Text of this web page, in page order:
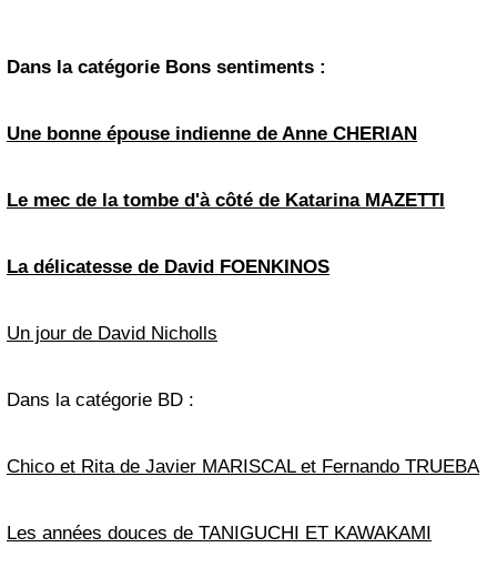
Dans la catégorie Bons sentiments :
Une bonne épouse indienne de Anne CHERIAN
Le mec de la tombe d'à côté de Katarina MAZETTI
La délicatesse de David FOENKINOS
Un jour de David Nicholls
Dans la catégorie BD :
Chico et Rita de Javier MARISCAL et Fernando TRUEBA
Les années douces de TANIGUCHI ET KAWAKAMI